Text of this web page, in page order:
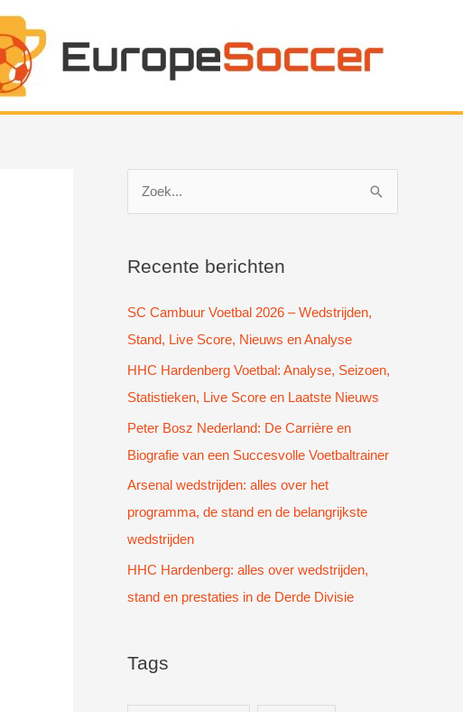
k
a
a
r
:
Recente berichten
SC Cambuur Voetbal 2026 – Wedstrijden,
Stand, Live Score, Nieuws en Analyse
HHC Hardenberg Voetbal: Analyse, Seizoen,
Statistieken, Live Score en Laatste Nieuws
Peter Bosz Nederland: De Carrière en
Biografie van een Succesvolle Voetbaltrainer
Arsenal wedstrijden: alles over het
programma, de stand en de belangrijkste
wedstrijden
HHC Hardenberg: alles over wedstrijden,
stand en prestaties in de Derde Divisie
Tags